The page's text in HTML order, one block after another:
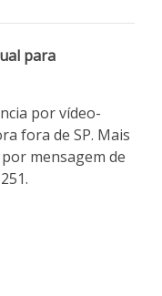
para
por vídeo-
fora de SP. Mais
mensagem de